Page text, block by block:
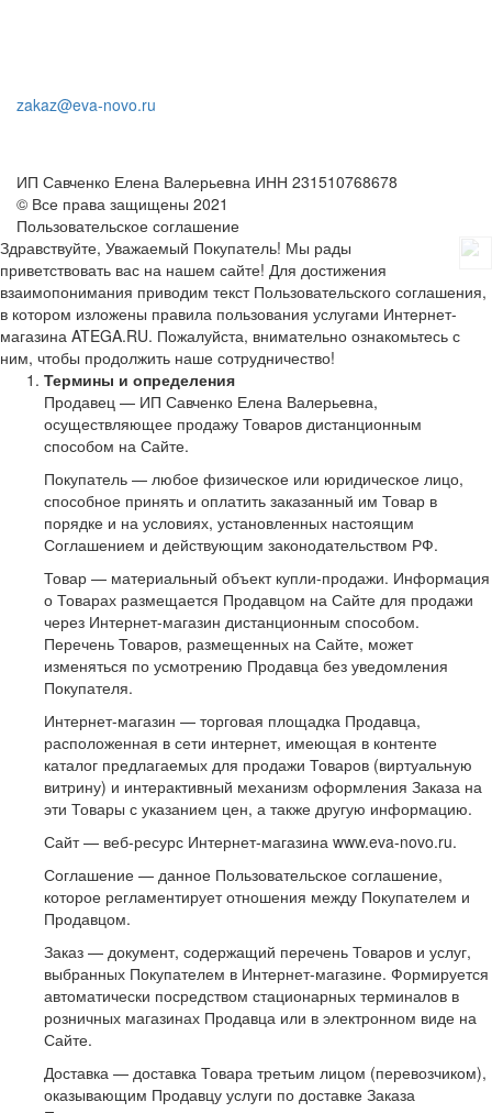
zakaz@eva-novo.ru
ИП Савченко Елена Валерьевна ИНН 231510768678
© Все права защищены 2021
Пользовательское соглашение
Здравствуйте, Уважаемый Покупатель! Мы рады
приветствовать вас на нашем сайте! Для достижения
взаимопонимания приводим текст Пользовательского соглашения,
в котором изложены правила пользования услугами Интернет-
магазина ATEGA.RU. Пожалуйста, внимательно ознакомьтесь с
ним, чтобы продолжить наше сотрудничество!
Термины и определения
Продавец — ИП Савченко Елена Валерьевна,
осуществляющее продажу Товаров дистанционным
способом на Сайте.
Покупатель — любое физическое или юридическое лицо,
способное принять и оплатить заказанный им Товар в
порядке и на условиях, установленных настоящим
Соглашением и действующим законодательством РФ.
Товар — материальный объект купли-продажи. Информация
о Товарах размещается Продавцом на Сайте для продажи
через Интернет-магазин дистанционным способом.
Перечень Товаров, размещенных на Сайте, может
изменяться по усмотрению Продавца без уведомления
Покупателя.
Интернет-магазин — торговая площадка Продавца,
расположенная в сети интернет, имеющая в контенте
каталог предлагаемых для продажи Товаров (виртуальную
витрину) и интерактивный механизм оформления Заказа на
эти Товары с указанием цен, а также другую информацию.
Сайт — веб-ресурс Интернет-магазина www.eva-novo.ru.
Соглашение — данное Пользовательское соглашение,
которое регламентирует отношения между Покупателем и
Продавцом.
Заказ — документ, содержащий перечень Товаров и услуг,
выбранных Покупателем в Интернет-магазине. Формируется
автоматически посредством стационарных терминалов в
розничных магазинах Продавца или в электронном виде на
Сайте.
Доставка — доставка Товара третьим лицом (перевозчиком),
оказывающим Продавцу услуги по доставке Заказа